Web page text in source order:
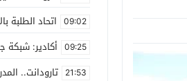
09:02 اتحاد الطلبة
09:25 أكادير: شبكة
21:53 تارودانت..